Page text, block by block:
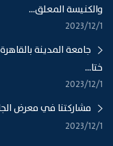
والكنيسة المعلق...
1‏‏/12‏‏/2023
جامعة المدينة
ختا...
1‏‏/12‏‏/2023
مشاركتنا في معرض
1‏‏/12‏‏/2023